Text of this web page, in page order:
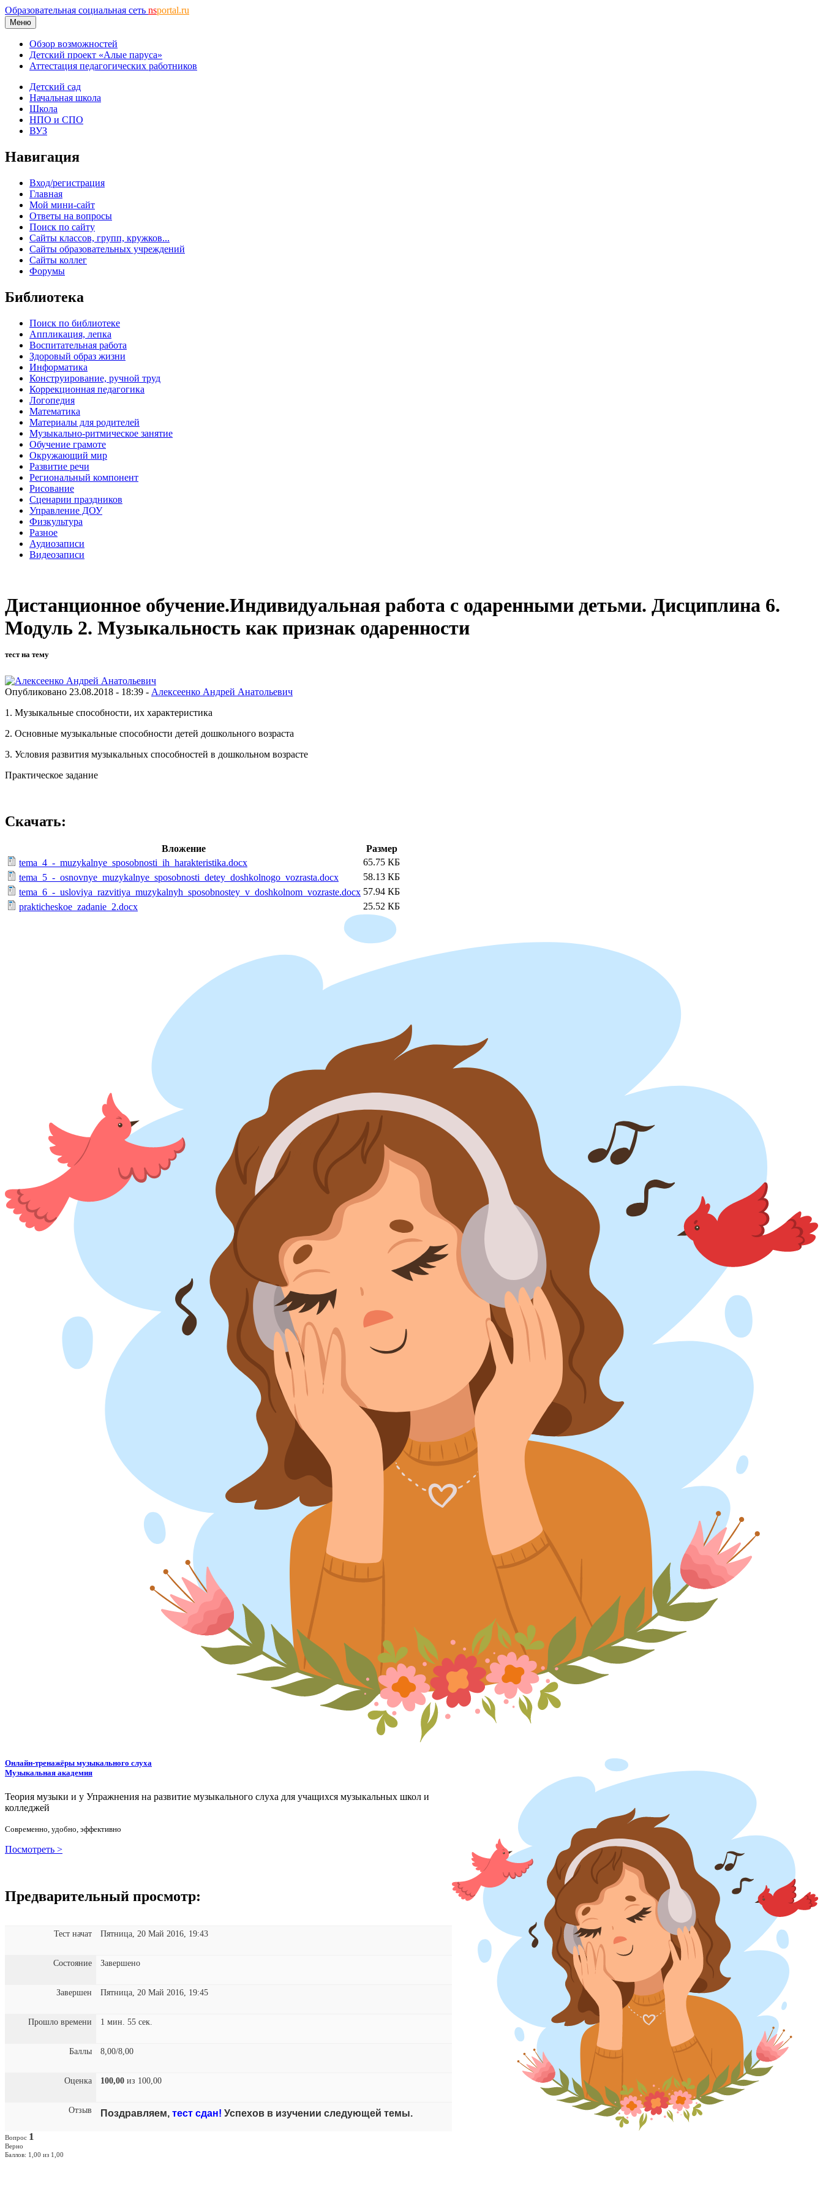
Образовательная социальная сеть nsportal.ru
Меню
Обзор возможностей
Детский проект «Алые паруса»
Аттестация педагогических работников
Детский сад
Начальная школа
Школа
НПО и СПО
ВУЗ
Навигация
Вход/регистрация
Главная
Мой мини-сайт
Ответы на вопросы
Поиск по сайту
Сайты классов, групп, кружков...
Сайты образовательных учреждений
Сайты коллег
Форумы
Библиотека
Поиск по библиотеке
Аппликация, лепка
Воспитательная работа
Здоровый образ жизни
Информатика
Конструирование, ручной труд
Коррекционная педагогика
Логопедия
Математика
Материалы для родителей
Музыкально-ритмическое занятие
Обучение грамоте
Окружающий мир
Развитие речи
Региональный компонент
Рисование
Сценарии праздников
Управление ДОУ
Физкультура
Разное
Аудиозаписи
Видеозаписи
Дистанционное обучение.Индивидуальная работа с одаренными детьми. Дисциплина 6.
Модуль 2. Музыкальность как признак одаренности
тест на тему
Опубликовано 23.08.2018 - 18:39 - Алексеенко Андрей Анатольевич
1. Музыкальные способности, их характеристика
2. Основные музыкальные способности детей дошкольного возраста
3. Условия развития музыкальных способностей в дошкольном возрасте
Практическое задание
Скачать:
Вложение
Размер
tema_4_-_muzykalnye_sposobnosti_ih_harakteristika.docx
65.75 КБ
tema_5_-_osnovnye_muzykalnye_sposobnosti_detey_doshkolnogo_vozrasta.docx
58.13 КБ
tema_6_-_usloviya_razvitiya_muzykalnyh_sposobnostey_v_doshkolnom_vozraste.docx 57.94 КБ
prakticheskoe_zadanie_2.docx
25.52 КБ
Онлайн-тренажёры музыкального слуха
Музыкальная академия
Теория музыки и у Упражнения на развитие музыкального слуха для учащихся музыкальных школ и
колледжей
Современно, удобно, эффективно
Посмотреть >
Предварительный просмотр:
Тест начат Пятница, 20 Май 2016, 19:43
Состояние Завершено
Завершен Пятница, 20 Май 2016, 19:45
Прошло времени 1 мин. 55 сек.
Баллы 8,00/8,00
Оценка 100,00из 100,00
Отзыв Поздравляем,тест сдан! Успехов в изучении следующей темы.
Вопрос 1
Верно
Баллов: 1,00 из 1,00